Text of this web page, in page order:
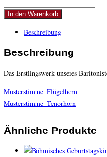
Weinberg
Menge
In den Warenkorb
Beschreibung
Beschreibung
Das Erstlingswerk unseres
Musterstimme_Flügelhorn
Musterstimme_Tenorhorn
Ähnliche Produkte